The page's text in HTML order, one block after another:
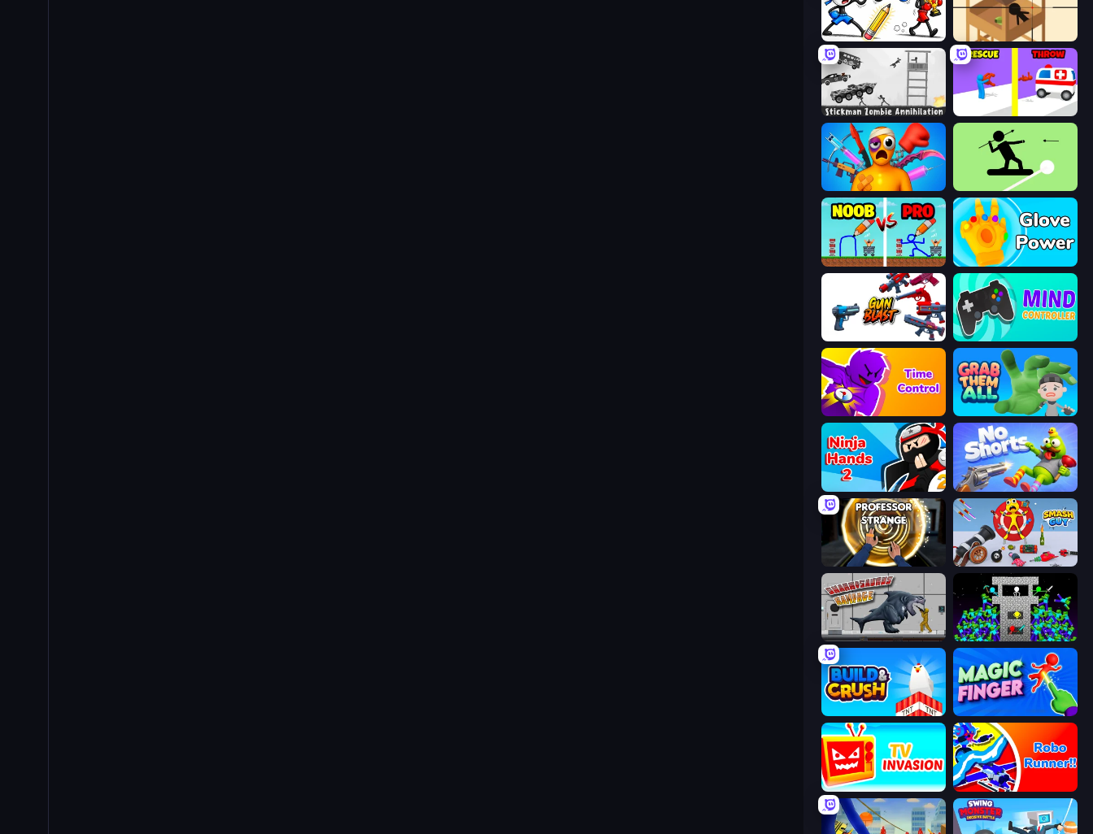
Doodle Smash Elite Sniper
Stickman Zombie Annihilation Rescue Throw
Fun Ragdoll Challenge! The Spear Stickman
DOP Noob: Draw to Save Glove Power
Mind Controller
Time Control! Grab Them All
Ninja Hands 2 No Shorts
Professor Strange
Sharkosaurus Rampage Stick Epic Fighter
Build and Crush Magic Finger 3D
TV Invasion Robo Runner